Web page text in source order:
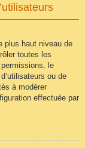
plus haut niveau de
toutes les
le
ou de
à modérer
effectuée par